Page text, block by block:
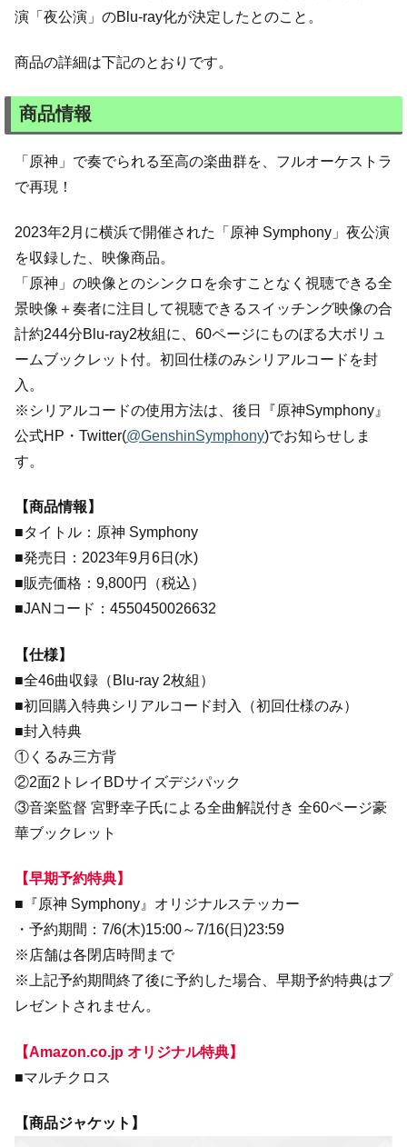
演「夜公演」のBlu-ray化が決定したとのこと。
商品の詳細は下記のとおりです。
商品情報
「原神」で奏でられる至高の楽曲群を、フルオーケストラ
で再現！
2023年2月に横浜で開催された「原神 Symphony」夜公演
を収録した、映像商品。
「原神」の映像とのシンクロを余すことなく視聴できる全
景映像＋奏者に注目して視聴できるスイッチング映像の合
計約244分Blu-ray2枚組に、60ページにものぼる大ボリュ
ームブックレット付。初回仕様のみシリアルコードを封
入。
※シリアルコードの使用方法は、後日『原神Symphony』
公式HP・Twitter(@GenshinSymphony)でお知らせしま
す。
【商品情報】
■タイトル：原神 Symphony
■発売日：2023年9月6日(水)
■販売価格：9,800円（税込）
■JANコード：4550450026632
【仕様】
■全46曲収録（Blu-ray 2枚組）
■初回購入特典シリアルコード封入（初回仕様のみ）
■封入特典
①くるみ三方背
②2面2トレイBDサイズデジパック
③音楽監督 宮野幸子氏による全曲解説付き 全60ページ豪
華ブックレット
【早期予約特典】
■『原神 Symphony』オリジナルステッカー
・予約期間：7/6(木)15:00～7/16(日)23:59
※店舗は各閉店時間まで
※上記予約期間終了後に予約した場合、早期予約特典はプ
レゼントされません。
【Amazon.co.jp オリジナル特典】
■マルチクロス
【商品ジャケット】